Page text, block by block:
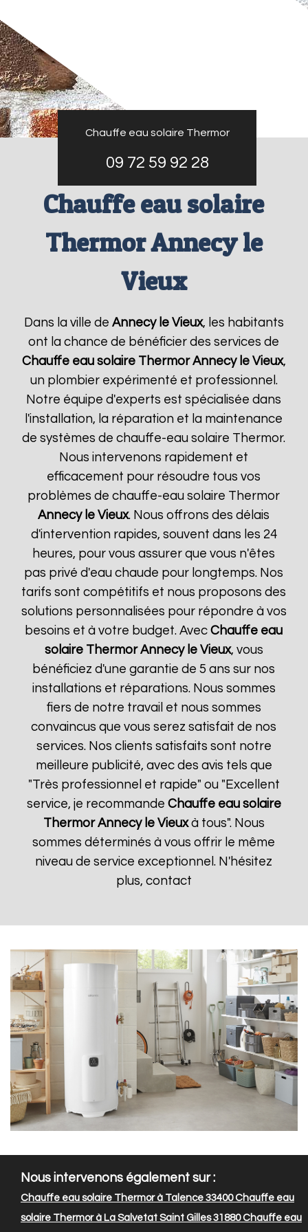
Chauffe eau solaire Thermor
09 72 59 92 28
Chauffe eau solaire
Thermor Annecy le
Vieux
Dans la ville de Annecy le Vieux, les habitants
ont la chance de bénéficier des services de
Chauffe eau solaire Thermor Annecy le Vieux,
un plombier expérimenté et professionnel.
Notre équipe d'experts est spécialisée dans
l'installation, la réparation et la maintenance
de systèmes de chauffe-eau solaire Thermor.
Nous intervenons rapidement et
efficacement pour résoudre tous vos
problèmes de chauffe-eau solaire Thermor
Annecy le Vieux. Nous offrons des délais
d'intervention rapides, souvent dans les 24
heures, pour vous assurer que vous n'êtes
pas privé d'eau chaude pour longtemps. Nos
tarifs sont compétitifs et nous proposons des
solutions personnalisées pour répondre à vos
besoins et à votre budget. AvecChauffe eau
solaire Thermor Annecy le Vieux, vous
bénéficiez d'une garantie de 5 ans sur nos
installations et réparations. Nous sommes
fiers de notre travail et nous sommes
convaincus que vous serez satisfait de nos
services. Nos clients satisfaits sont notre
meilleure publicité, avec des avis tels que
"Très professionnel et rapide" ou "Excellent
service, je recommande Chauffe eau solaire
Thermor Annecy le Vieuxà tous". Nous
sommes déterminés à vous offrir le même
niveau de service exceptionnel. N'hésitez
plus, contact
Nous intervenons également sur :
Chauffe eau solaire Thermor à Talence 33400Chauffe eau
solaire Thermor à La Salvetat Saint Gilles 31880Chauffe eau